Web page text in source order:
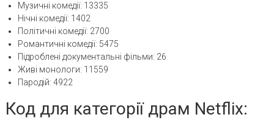
Музичні комедії: 13335
Нічні комедії: 1402
Політичні комедії: 2700
Романтичні комедії: 5475
Підроблені документальні фільми: 26
Живі монологи: 11559
Пародій: 4922
Код для категорії драм Netflix: